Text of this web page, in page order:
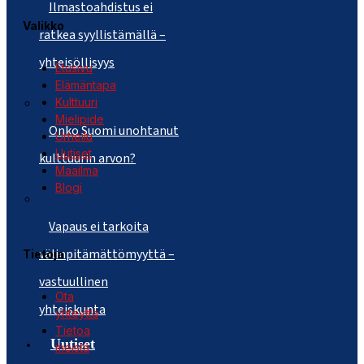
Ilmastoahdistus ei
ratkea syyllistämällä –
yhteisöllisyys
Onko Suomi unohtanut
kulttuurin arvon?
Vapaus ei tarkoita
välinpitämättömyyttä –
vastuullinen
yhteiskunta
Uutiset
Valikko
Etusivu
Elämäntapa
Kulttuuri
Mielipide
Urheilu
Uutiset
Maailma
Blogi
Tietoja
Ota
yhteyttä
Tietoa
meistä